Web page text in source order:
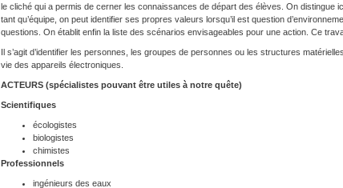
le cliché qui a permis de cerner les connaissances de départ des élèves. On distingue
tant qu’équipe, on peut identifier ses propres valeurs lorsqu’il est question
questions. On établit enfin la liste des scénarios envisageables pour une action. Ce
Il s’agit d’identifier les personnes, les groupes de personnes ou les structures
vie des appareils électroniques.
ACTEURS (spécialistes pouvant être utiles à notre quête)
Scientifiques
écologistes
biologistes
chimistes
Professionnels
ingénieurs des eaux